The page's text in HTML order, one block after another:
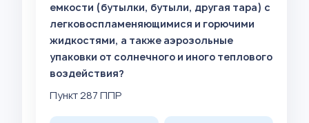
емкости (бутылки, бутыли, другая тара) с
легковоспламеняющимися и горючими
жидкостями, а также аэрозольные
упаковки от солнечного и иного теплового
воздействия?
Пункт 287 ППР